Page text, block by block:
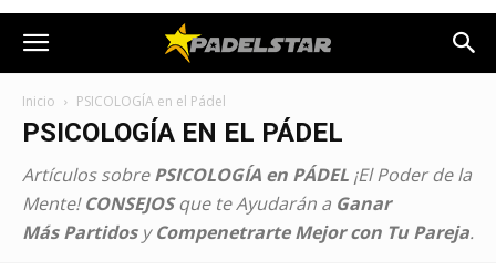
Inicio PSICOLOGÍA en el Pádel
PSICOLOGÍA EN EL PÁDEL
Artículos sobrePSICOLOGÍA en PÁDEL ¡El Poder de la
Mente!CONSEJOSque te Ayudarán a Ganar
Más PartidosyCompenetrarte Mejor con Tu Pareja.